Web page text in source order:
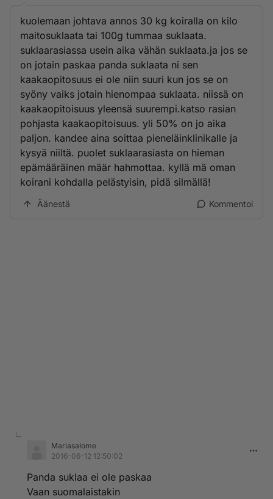
kuolemaan johtava annos 30 kg koiralla on kilo
maitosuklaata tai 100g tummaa suklaata.
suklaarasiassa usein aika vähän suklaata.ja jos se
on jotain paskaa panda suklaata ni sen
kaakaopitosuus ei ole niin suuri kun jos se on
syöny vaiks jotain hienompaa suklaata. niissä on
kaakaopitoisuus yleensä suurempi.katso rasian
pohjasta kaakaopitoisuus. yli 50% on jo aika
paljon. kandee aina soittaa pieneläinklinikalle ja
kysyä niiltä. puolet suklaarasiasta on hieman
epämääräinen määr hahmottaa. kyllä mä oman
koirani kohdalla pelästyisin, pidä silmällä!
Äänestä Kommentoi
Mariasalome
2016-06-12 12:50:02
Panda suklaa ei ole paskaa
Vaan suomalaistakin